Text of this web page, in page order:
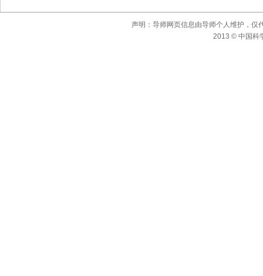
声明：导师网页信息由导师个人维护，仅
2013 © 中国科